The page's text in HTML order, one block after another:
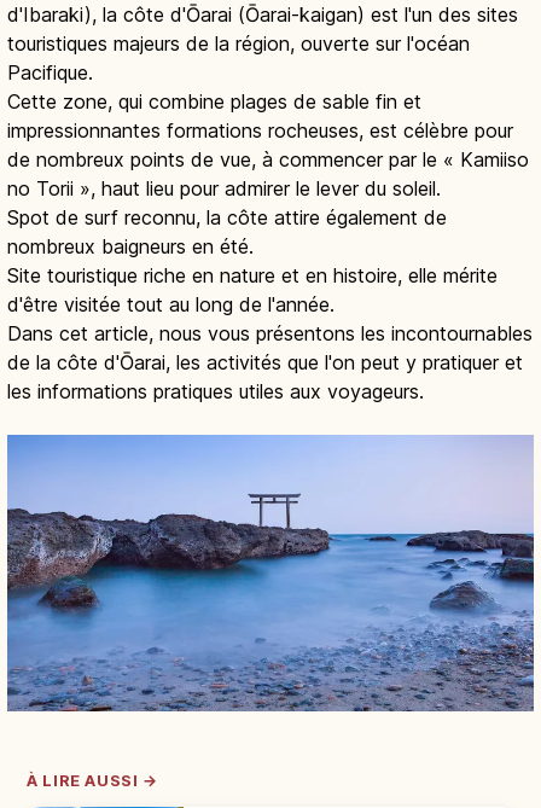
d'Ibaraki), la côte d'Ōarai (Ōarai-kaigan) est l'un des sites
touristiques majeurs de la région, ouverte sur l'océan
Pacifique.
Cette zone, qui combine plages de sable fin et
impressionnantes formations rocheuses, est célèbre pour
de nombreux points de vue, à commencer par le « Kamiiso
no Torii », haut lieu pour admirer le lever du soleil.
Spot de surf reconnu, la côte attire également de
nombreux baigneurs en été.
Site touristique riche en nature et en histoire, elle mérite
d'être visitée tout au long de l'année.
Dans cet article, nous vous présentons les incontournables
de la côte d'Ōarai, les activités que l'on peut y pratiquer et
les informations pratiques utiles aux voyageurs.
À LIRE AUSSI →